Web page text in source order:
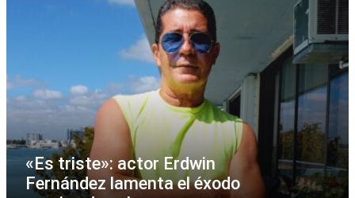
«Es triste»: actor Erdwin
Fernández lamenta el éxodo